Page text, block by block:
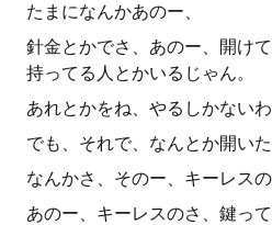
たまになんかあのー、
針金とかでさ、あのー、開け
持ってる人とかいるじゃん。
あれとかをね、やるしかないわ
でも、それで、なんとか開いた
なんかさ、そのー、キーレスの
あのー、キーレスのさ、鍵って